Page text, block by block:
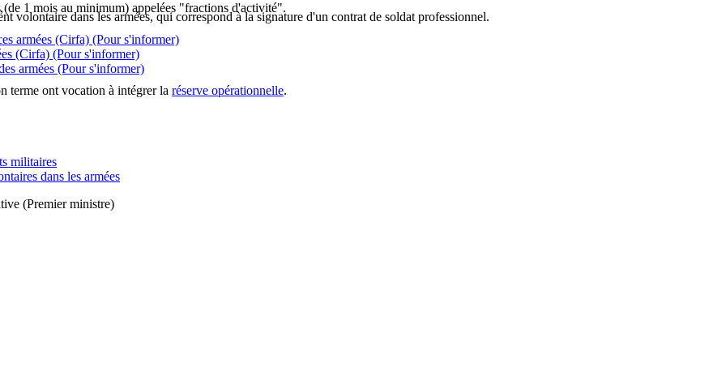
1 mois au minimum) appelées "fractions d'activité".
volontaire dans les armées, qui correspond à la signature d'un contrat de soldat professionnel.
terme ont vocation à intégrer la réserve opérationnelle.
armées (Cirfa) (Pour s'informer)
(Cirfa) (Pour s'informer)
armées (Pour s'informer)
militaires
dans les armées
(Premier ministre)